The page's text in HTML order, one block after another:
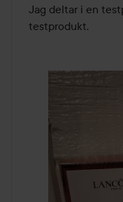
Jag deltar i en
testprodukt.